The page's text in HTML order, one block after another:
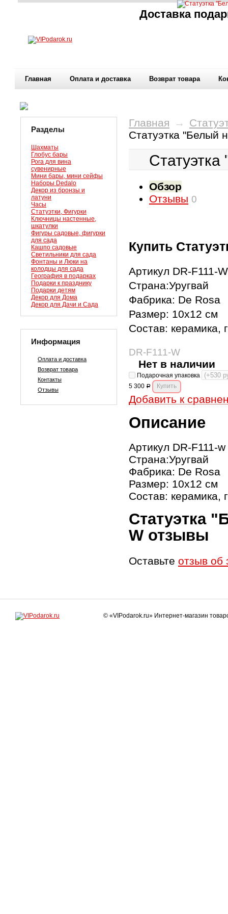
Доставка
Главная Оплата и доставка Возврат товара
Разделы
Шахматы
Глобус бары
Рога для вина
сувенирные
Мини бары, мини сейфы
Наборы Dedalo
Декор из бронзы и
латуни
Часы
Статуэтки, Фигурки
Ключницы настенные,
шкатулки
Фигуры садовые, фигурки
для сада
Кашпо садовые
Светильники для сада
Фонтаны и Люки на
колодцы для сада
География в подарках
Подарки к празднику
Подарки детям
Декор для Дома
Декор для Дачи и Сада
Информация
Оплата и доставка
Возврат товара
Контакты
Отзывы
Главная →
Статуэтка "Белый
Обзор
Отзывы 0
Купить
Артикул DR-F111-W
Страна:Уругвай
Фабрика: De Rosa
Размер: 10х12 см
Состав: керамика,
DR-F111-W
Нет в наличии
Подарочная упаковка
5 300 Р
Добавить к
Описание
Артикул DR-F111-w
Страна:Уругвай
Фабрика: De Rosa
Размер: 10х12 см
Состав: керамика,
Статуэтка
W отзывы
Оставьте отзыв об
© «VIPodarok.ru» Интернет-магазин